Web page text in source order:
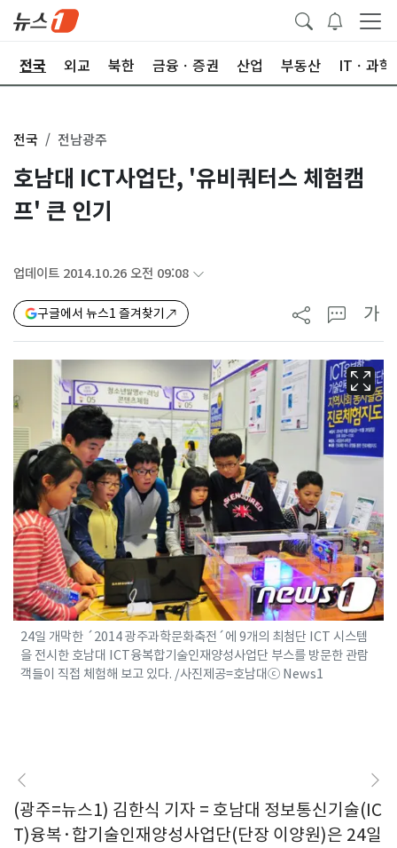
전국 외교 북한 금융ㆍ증권 산업 부동산 ITㆍ과학
전국 전남광주
호남대 ICT사업단, '유비쿼터스 체험캠
프' 큰 인기
업데이트 2014.10.26 오전 09:08
구글에서 뉴스1 즐겨찾기 가
24일 개막한 ´2014 광주과학문화축전´에 9개의 최첨단 ICT 시스템
을 전시한 호남대 ICT융복합기술인재양성사업단 부스를 방문한 관람
객들이 직접 체험해 보고 있다. /사진제공=호남대ⓒ News1
(광주=뉴스1) 김한식 기자 = 호남대 정보통신기술(IC
T)융복·합기술인재양성사업단(단장 이양원)은 24일